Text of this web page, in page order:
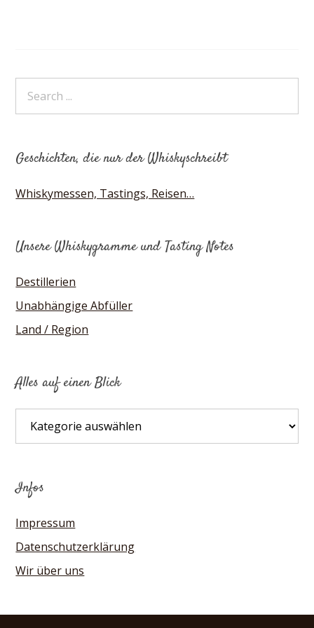
Geschichten, die nur der Whiskyschreibt
Whiskymessen, Tastings, Reisen…
Unsere Whiskygramme und Tasting Notes
Destillerien
Unabhängige Abfüller
Land / Region
Alles auf einen Blick
auf
Infos
Impressum
Datenschutzerklärung
Wir über uns